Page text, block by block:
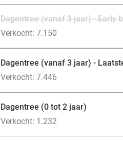
Dagentree (vanaf 3 jaar) - Early
Verkocht: 7.150
Dagentree (vanaf 3 jaar) -
Verkocht: 7.446
Dagentree (0 tot 2 jaar)
Verkocht: 1.232